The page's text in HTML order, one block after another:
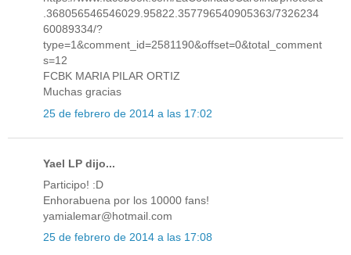
.368056546546029.95822.357796540905363/7326234
60089334/?
type=1&comment_id=2581190&offset=0&total_comment
s=12
FCBK MARIA PILAR ORTIZ
Muchas gracias
25 de febrero de 2014 a las 17:02
Yael LP dijo...
Participo! :D
Enhorabuena por los 10000 fans!
yamialemar@hotmail.com
25 de febrero de 2014 a las 17:08